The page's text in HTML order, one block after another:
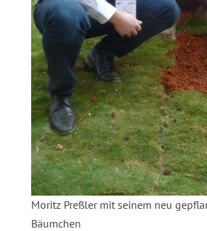
Moritz Preßler mit seinem neu
Bäumchen